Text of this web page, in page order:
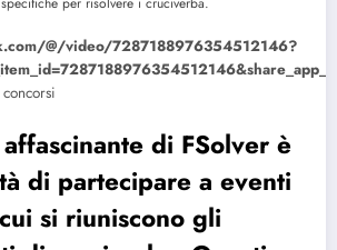
@/video/7287188976354512146?
di FSolver è
di partecipare a eventi
si riuniscono gli